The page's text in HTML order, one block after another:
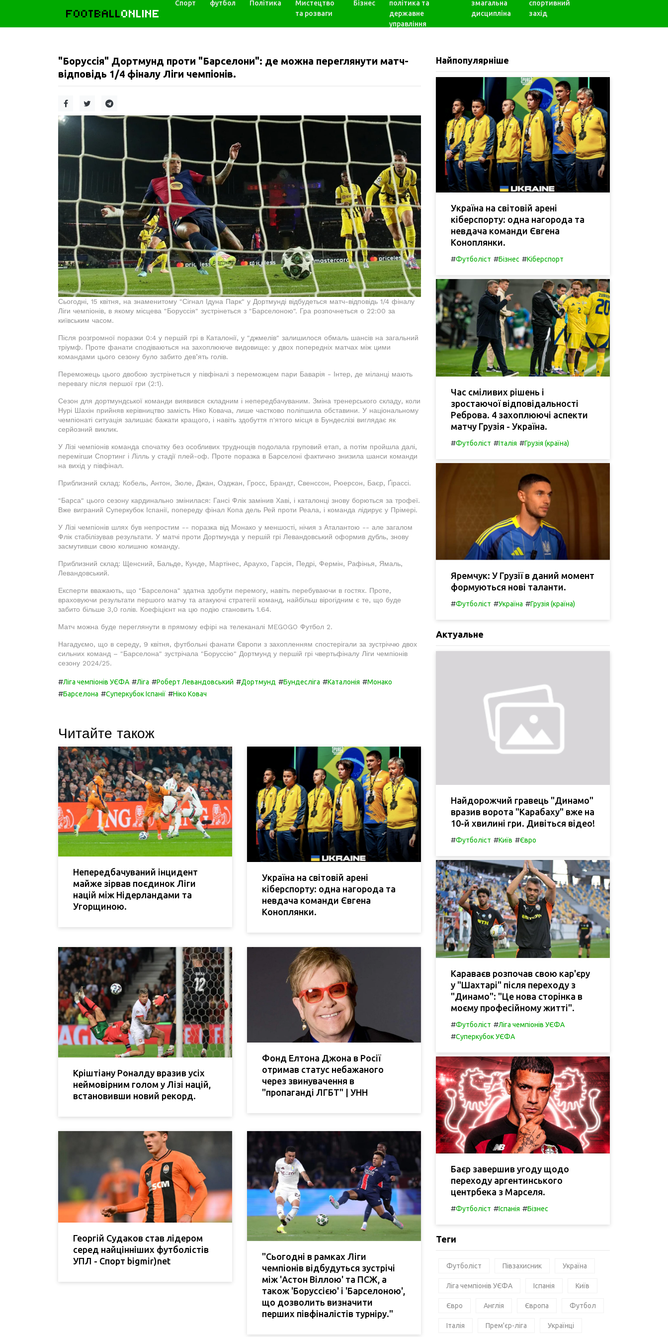
FOOTBALLONLINE
Спорт футбол Політика
Мистецтво
та розваги
Бізнес
політика та
державне
управління
змагальна
дисципліна
спортивний
захід
"Боруссія" Дортмунд проти "Барселони": де можна переглянути матч-
відповідь 1/4 фіналу Ліги чемпіонів.
Сьогодні, 15 квітня, на знаменитому "Сігнал Ідуна Парк" у Дортмунді відбудеться матч-відповідь 1/4 фіналу
Ліги чемпіонів, в якому місцева "Боруссія" зустрінеться з "Барселоною". Гра розпочнеться о 22:00 за
київським часом.
Після розгромної поразки 0:4 у першій грі в Каталонії, у "джмелів" залишилося обмаль шансів на загальний
тріумф. Проте фанати сподіваються на захоплююче видовище: у двох попередніх матчах між цими
командами цього сезону було забито дев’ять голів.
Переможець цього двобою зустрінеться у півфіналі з переможцем пари Баварія - Інтер, де міланці мають
перевагу після першої гри (2:1).
Сезон для дортмундської команди виявився складним і непередбачуваним. Зміна тренерського складу, коли
Нурі Шахін прийняв керівництво замість Ніко Ковача, лише частково поліпшила обставини. У національному
чемпіонаті ситуація залишає бажати кращого, і навіть здобуття п'ятого місця в Бундеслізі виглядає як
серйозний виклик.
У Лізі чемпіонів команда спочатку без особливих труднощів подолала груповий етап, а потім пройшла далі,
перемігши Спортинг і Лілль у стадії плей-оф. Проте поразка в Барселоні фактично знизила шанси команди
на вихід у півфінал.
Приблизний склад: Кобель, Антон, Зюле, Джан, Озджан, Гросс, Брандт, Свенссон, Рюерсон, Баєр, Ґірассі.
"Барса" цього сезону кардинально змінилася: Гансі Флік замінив Хаві, і каталонці знову борються за трофеї.
Вже виграний Суперкубок Іспанії, попереду фінал Копа дель Рей проти Реала, і команда лідирує у Прімері.
У Лізі чемпіонів шлях був непростим -- поразка від Монако у меншості, нічия з Аталантою -- але загалом
Флік стабілізував результати. У матчі проти Дортмунда у першій грі Левандовський оформив дубль, знову
засмутивши свою колишню команду.
Приблизний склад: Щенсний, Бальде, Кунде, Мартінес, Араухо, Гарсія, Педрі, Фермін, Рафінья, Ямаль,
Левандовський.
Експерти вважають, що "Барселона" здатна здобути перемогу, навіть перебуваючи в гостях. Проте,
враховуючи результати першого матчу та атакуючі стратегії команд, найбільш вірогідним є те, що буде
забито більше 3,0 голів. Коефіцієнт на цю подію становить 1.64.
Матч можна буде переглянути в прямому ефірі на телеканалі MEGOGO Футбол 2.
Нагадуємо, що в середу, 9 квітня, футбольні фанати Європи з захопленням спостерігали за зустріччю двох
сильних команд – "Барселона" зустрічала "Боруссію" Дортмунд у першій грі чвертьфіналу Ліги чемпіонів
сезону 2024/25.
#Ліга чемпіонів УЄФА #Ліга #Роберт Левандовський #Дортмунд #Бундесліга #Каталонія #Монако
#Барселона #Суперкубок Іспанії #Ніко Ковач
Читайте також
Непередбачуваний інцидент
майже зірвав поєдинок Ліги
націй між Нідерландами та
Угорщиною.
Україна на світовій арені
кіберспорту: одна нагорода та
невдача команди Євгена
Коноплянки.
Кріштіану Роналду вразив усіх
неймовірним голом у Лізі націй,
встановивши новий рекорд.
Фонд Елтона Джона в Росії
отримав статус небажаного
через звинувачення в
"пропаганді ЛГБТ" | УНН
Георгій Судаков став лідером
серед найцінніших футболістів
УПЛ - Спорт bigmir)net
"Сьогодні в рамках Ліги
чемпіонів відбудуться зустрічі
між 'Астон Віллою' та ПСЖ, а
також 'Боруссією' і 'Барселоною',
що дозволить визначити
перших півфіналістів турніру."
Найпопулярніше
Україна на світовій арені
кіберспорту: одна нагорода та
невдача команди Євгена
Коноплянки.
#Футболіст #Бізнес #Кіберспорт
Час сміливих рішень і
зростаючої відповідальності
Реброва. 4 захоплюючі аспекти
матчу Грузія - Україна.
#Футболіст #Італія #Грузія (країна)
Яремчук: У Грузії в даний момент
формуються нові таланти.
#Футболіст #Україна #Грузія (країна)
Актуальне
Найдорожчий гравець "Динамо"
вразив ворота "Карабаху" вже на
10-й хвилині гри. Дивіться відео!
#Футболіст #Київ #Євро
Караваєв розпочав свою кар'єру
у "Шахтарі" після переходу з
"Динамо": "Це нова сторінка в
моєму професійному житті".
#Футболіст #Ліга чемпіонів УЄФА
#Суперкубок УЄФА
Баєр завершив угоду щодо
переходу аргентинського
центрбека з Марселя.
#Футболіст #Іспанія #Бізнес
Теги
Футболіст Півзахисник Україна
Ліга чемпіонів УЄФА Іспанія Київ
Євро Англія Європа Футбол
Італія Прем'єр-ліга Українці